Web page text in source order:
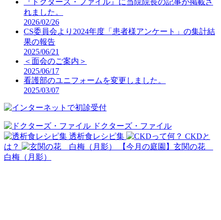
『ドクターズ・ファイル』に当院院長の記事が掲載さ
れました。
2026/02/26
CS委員会より2024年度「患者様アンケート」の集計結
果の報告
2025/06/21
＜面会のご案内＞
2025/06/17
看護部のユニフォームを変更しました。
2025/03/07
ドクターズ・ファイル
透析食レシピ集
CKDと
は？
【今月の庭園】玄関の花
白梅（月影）